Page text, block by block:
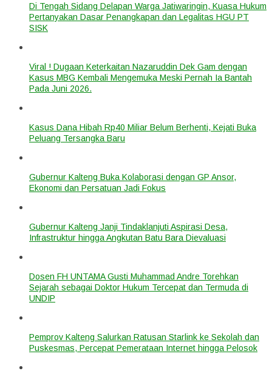
Di Tengah Sidang Delapan Warga Jatiwaringin, Kuasa Hukum
Pertanyakan Dasar Penangkapan dan Legalitas HGU PT
SISK
Viral ! Dugaan Keterkaitan Nazaruddin Dek Gam dengan
Kasus MBG Kembali Mengemuka Meski Pernah Ia Bantah
Pada Juni 2026.
Kasus Dana Hibah Rp40 Miliar Belum Berhenti, Kejati Buka
Peluang Tersangka Baru
Gubernur Kalteng Buka Kolaborasi dengan GP Ansor,
Ekonomi dan Persatuan Jadi Fokus
Gubernur Kalteng Janji Tindaklanjuti Aspirasi Desa,
Infrastruktur hingga Angkutan Batu Bara Dievaluasi
Dosen FH UNTAMA Gusti Muhammad Andre Torehkan
Sejarah sebagai Doktor Hukum Tercepat dan Termuda di
UNDIP
Pemprov Kalteng Salurkan Ratusan Starlink ke Sekolah dan
Puskesmas, Percepat Pemerataan Internet hingga Pelosok